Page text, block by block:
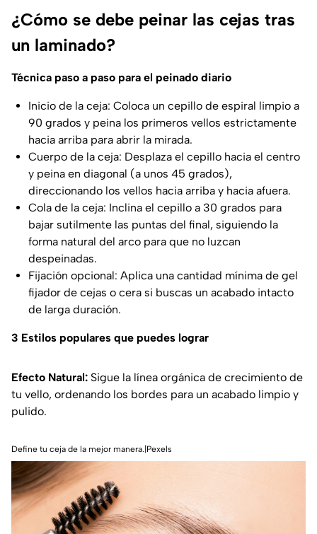
¿Cómo se debe peinar las cejas tras
un laminado?
Técnica paso a paso para el peinado diario
Inicio de la ceja: Coloca un cepillo de espiral limpio a
90 grados y peina los primeros vellos estrictamente
hacia arriba para abrir la mirada.
Cuerpo de la ceja: Desplaza el cepillo hacia el centro
y peina en diagonal (a unos 45 grados),
direccionando los vellos hacia arriba y hacia afuera.
Cola de la ceja: Inclina el cepillo a 30 grados para
bajar sutilmente las puntas del final, siguiendo la
forma natural del arco para que no luzcan
despeinadas.
Fijación opcional: Aplica una cantidad mínima de gel
fijador de cejas o cera si buscas un acabado intacto
de larga duración.
3 Estilos populares que puedes lograr
Efecto Natural: Sigue la línea orgánica de crecimiento de
tu vello, ordenando los bordes para un acabado limpio y
pulido.
Define tu ceja de la mejor manera.|Pexels